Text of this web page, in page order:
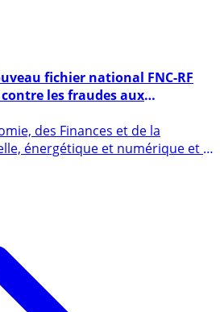
fichier national FNC-RF
les fraudes aux
des Finances et de la
énergétique et numérique et la